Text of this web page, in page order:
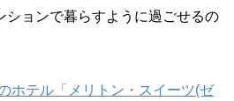
ションで暮らすように過ごせるの
ホテル「メリトン・スイーツ(ゼ